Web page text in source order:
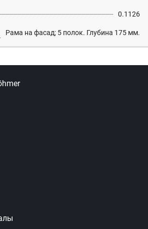
0.1126
Рама на фасад; 5 полок. Глубина 175 мм.